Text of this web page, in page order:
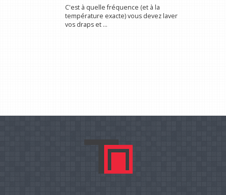
C'est à quelle fréquence (et à la
température exacte) vous devez laver
vos draps et ...